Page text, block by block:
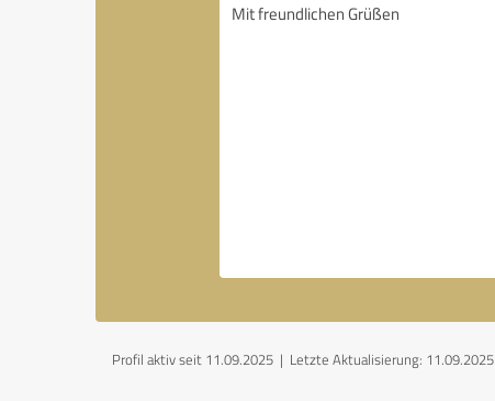
Profil aktiv seit 11.09.2025 | Letzte Aktualisierung: 11.09.2025